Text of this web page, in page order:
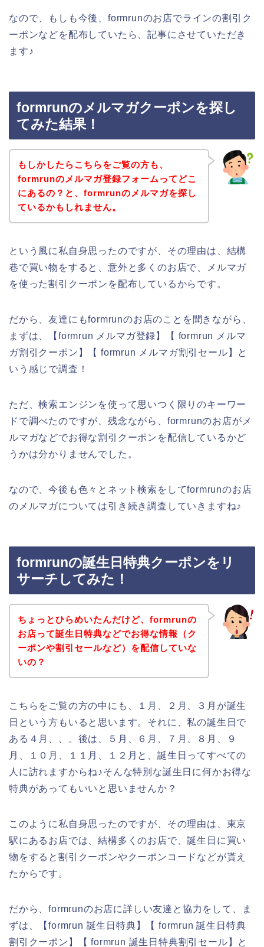
なので、もしも今後、formrunのお店でラインの割引ク
ーポンなどを配布していたら、記事にさせていただき
ます♪
formrunのメルマガクーポンを探し
てみた結果！
もしかしたらこちらをご覧の方も、
formrunのメルマガ登録フォームってどこ
にあるの？と、formrunのメルマガを探し
ているかもしれません。
という風に私自身思ったのですが、その理由は、結構
巷で買い物をすると、意外と多くのお店で、メルマガ
を使った割引クーポンを配布しているからです。
だから、友達にもformrunのお店のことを聞きながら、
まずは、【formrun メルマガ登録】【 formrun メルマ
ガ割引クーポン】【 formrun メルマガ割引セール】と
いう感じで調査！
ただ、検索エンジンを使って思いつく限りのキーワー
ドで調べたのですが、残念ながら、formrunのお店がメ
ルマガなどでお得な割引クーポンを配信しているかど
うかは分かりませんでした。
なので、今後も色々とネット検索をしてformrunのお店
のメルマガについては引き続き調査していきますね♪
formrunの誕生日特典クーポンをリ
サーチしてみた！
ちょっとひらめいたんだけど、formrunの
お店って誕生日特典などでお得な情報（ク
ーポンや割引セールなど）を配信していな
いの？
こちらをご覧の方の中にも、１月、２月、３月が誕生
日という方もいると思います。それに、私の誕生日で
ある４月、、。後は、５月、６月、７月、８月、９
月、１０月、１１月、１２月と、誕生日ってすべての
人に訪れますからね♪そんな特別な誕生日に何かお得な
特典があってもいいと思いませんか？
このように私自身思ったのですが、その理由は、東京
駅にあるお店では、結構多くのお店で、誕生日に買い
物をすると割引クーポンやクーポンコードなどが貰え
たからです。
だから、formrunのお店に詳しい友達と協力をして、ま
ずは、【formrun 誕生日特典】【 formrun 誕生日特典
割引クーポン】【 formrun 誕生日特典割引セール】と